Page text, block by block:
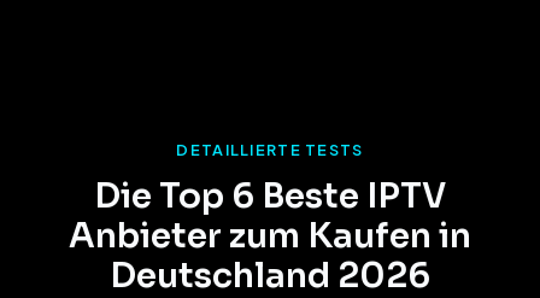
DETAILLIERTE TESTS
Die Top 6 Beste IPTV
Anbieter zum Kaufen in
Deutschland 2026